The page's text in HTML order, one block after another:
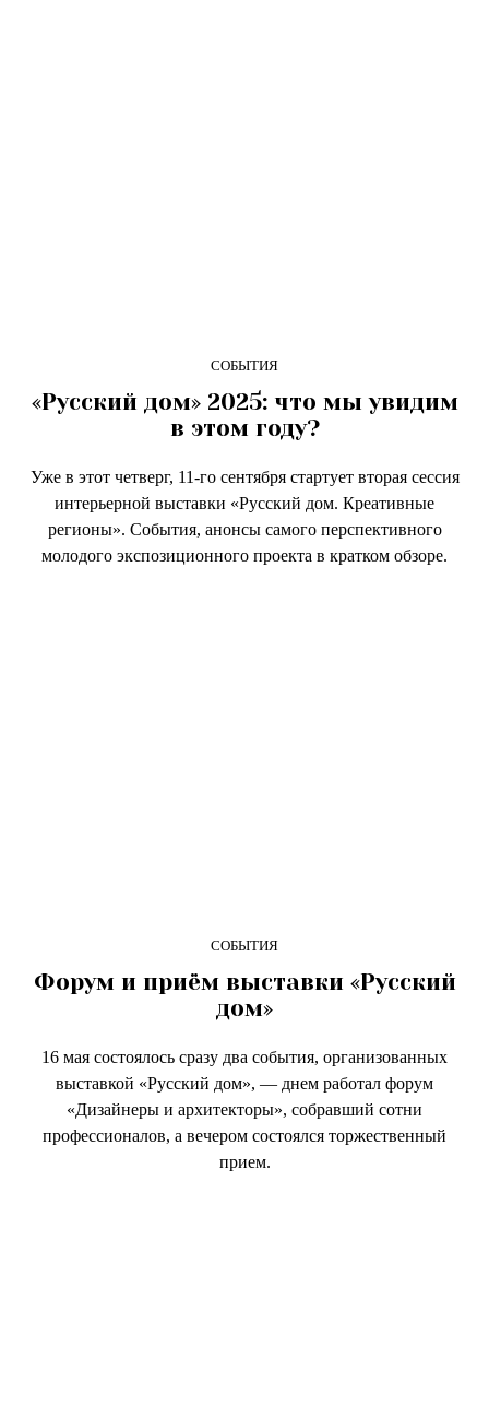
СОБЫТИЯ
«Русский дом» 2025: что мы увидим
в этом году?
Уже в этот четверг, 11-го сентября стартует вторая сессия
интерьерной выставки «Русский дом. Креативные
регионы». События, анонсы самого перспективного
молодого экспозиционного проекта в кратком обзоре.
СОБЫТИЯ
Форум и приём выставки «Русский
дом»
16 мая состоялось сразу два события, организованных
выставкой «Русский дом», — днем работал форум
«Дизайнеры и архитекторы», собравший сотни
профессионалов, а вечером состоялся торжественный
прием.